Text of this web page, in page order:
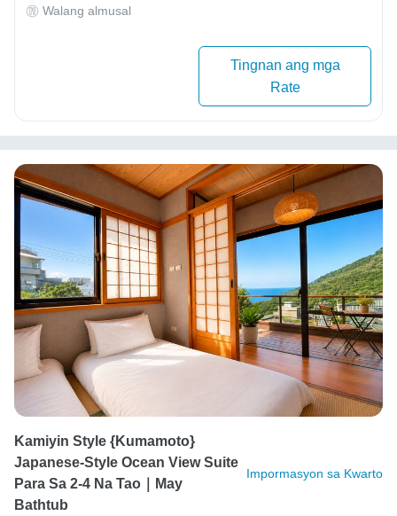
Walang almusal
Tingnan ang mga
Rate
Kamiyin Style {Kumamoto}
Japanese-Style Ocean View Suite
Para Sa 2-4 Na Tao｜May
Bathtub
Impormasyon sa Kwarto